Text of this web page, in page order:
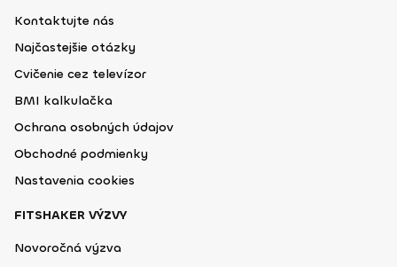
Kontaktujte nás
Najčastejšie otázky
Cvičenie cez televízor
BMI kalkulačka
Ochrana osobných údajov
Obchodné podmienky
Nastavenia cookies
FITSHAKER VÝZVY
Novoročná výzva